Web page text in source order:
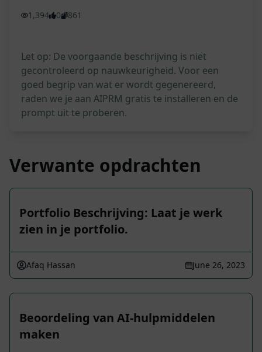
1,394 0 861
Let op: De voorgaande beschrijving is niet
gecontroleerd op nauwkeurigheid. Voor een
goed begrip van wat er wordt gegenereerd,
raden we je aan AIPRM gratis te installeren en de
prompt uit te proberen.
Verwante opdrachten
Portfolio Beschrijving: Laat je werk
zien in je portfolio.
Afaq Hassan June 26, 2023
Beoordeling van AI-hulpmiddelen
maken